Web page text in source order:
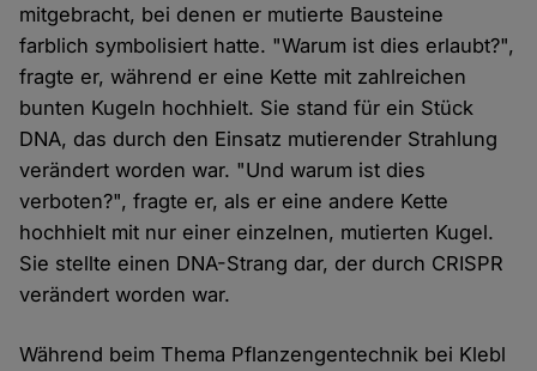
mitgebracht, bei denen er mutierte Bausteine
farblich symbolisiert hatte. "Warum ist dies erlaubt?",
fragte er, während er eine Kette mit zahlreichen
bunten Kugeln hochhielt. Sie stand für ein Stück
DNA, das durch den Einsatz mutierender Strahlung
verändert worden war. "Und warum ist dies
verboten?", fragte er, als er eine andere Kette
hochhielt mit nur einer einzelnen, mutierten Kugel.
Sie stellte einen DNA-Strang dar, der durch CRISPR
verändert worden war.
Während beim Thema Pflanzengentechnik bei Klebl